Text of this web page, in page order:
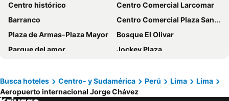
El Pardo Lima - A DoubleTree by Hilton Hotel
Holiday Inn Lima Airport By Ihg
Hilton Lima Miraflores
Miraflores Colon Hotel
Hampton by Hilton Lima San Isidro
NM Lima Hotel
Casa Andina Premium San Isidro
Meliá Lima
INNSiDE by Meliá Lima Miraflores
Radisson Hotel Decapolis Miraflores
DoubleTree by Hilton Lima San Isidro
Dazzler by Wyndham Lima Miraflores
Centro histórico
Centro Comercial Larcomar
Barranco
Centro Comercial Plaza San Miguel
Plaza de Armas-Plaza Mayor
Bosque El Olivar
Parque del amor
Jockey Plaza
Lima Golf Club
Estadio Monumental de Universitario de Deportes
Paseo Colón
El Parque de las Leyendas
Busca hoteles Centro- y Sudamérica Perú Lima
Lima
Aeropuerto internacional Jorge Chávez